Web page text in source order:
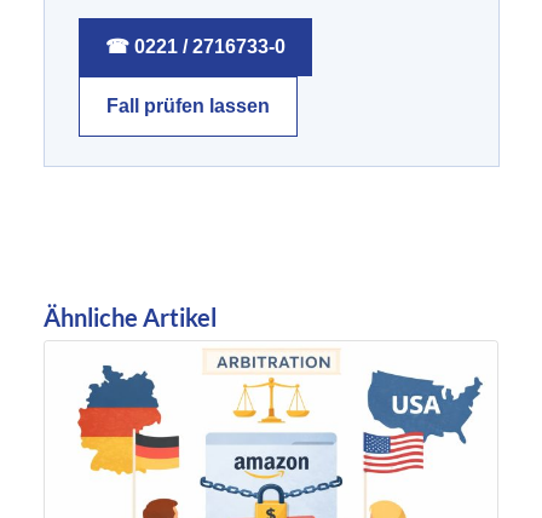
☎ 0221 / 2716733-0
Fall prüfen lassen
Ähnliche Artikel